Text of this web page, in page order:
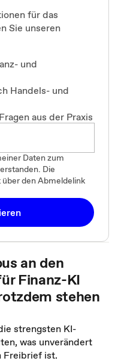
für das
Sie unseren
und
Handels- und
aus der Praxis
Daten zum
Die
den Abmeldelink
an den
Finanz-KI
stehen
strengsten KI-
was unverändert
Freibrief ist.